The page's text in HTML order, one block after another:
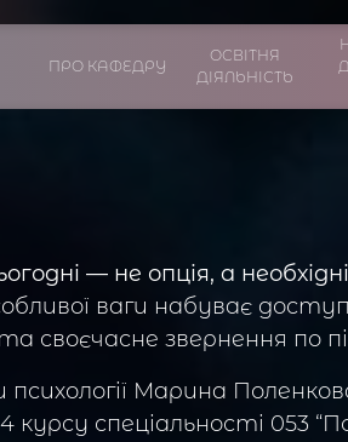
ПРО КАФЕДРУ
ОСВІТНЯ
ДІЯЛЬНІСТЬ
— не опція, а
ваги набуває
своєчасне звернення по
психології Марина
спеціальності 053